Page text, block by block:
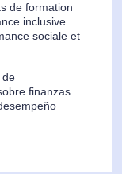
de formation
inclusive
sociale et
de
finanzas